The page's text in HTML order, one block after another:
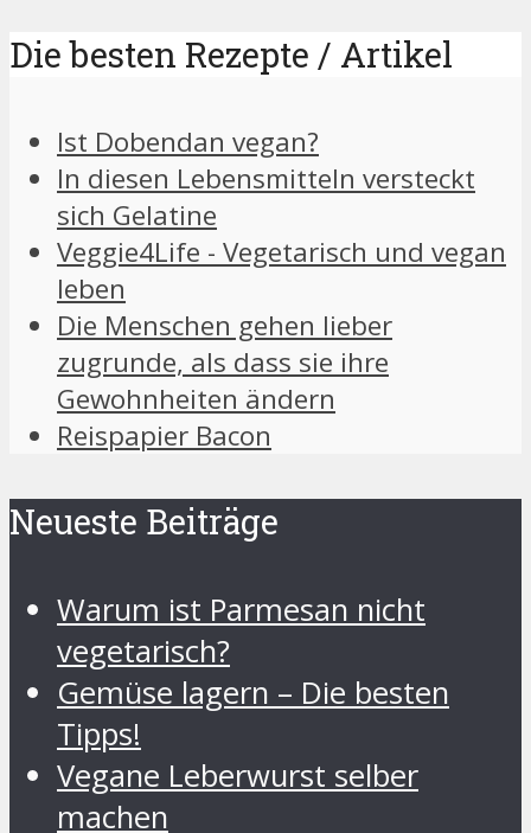
Die besten Rezepte / Artikel
Ist Dobendan vegan?
In diesen Lebensmitteln versteckt
sich Gelatine
Veggie4Life - Vegetarisch und vegan
leben
Die Menschen gehen lieber
zugrunde, als dass sie ihre
Gewohnheiten ändern
Reispapier Bacon
Neueste Beiträge
Warum ist Parmesan nicht
vegetarisch?
Gemüse lagern – Die besten
Tipps!
Vegane Leberwurst selber
machen